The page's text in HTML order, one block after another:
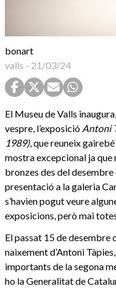
bonart
valls - 21/03/24
El Museu de Valls
vespre, l’exposició Antoni
1989), que reuneix
mostra excepcional ja que
bronzes des del
presentació a la galeria
s’havien pogut veure
exposicions, però mai
El passat 15 de desembre
naixement d’Antoni
importants de la segona
ho la Generalitat de